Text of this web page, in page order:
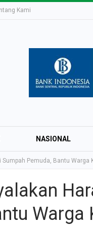
Kami
NASIONAL
Sumpah Pemuda, Bantu
Warga